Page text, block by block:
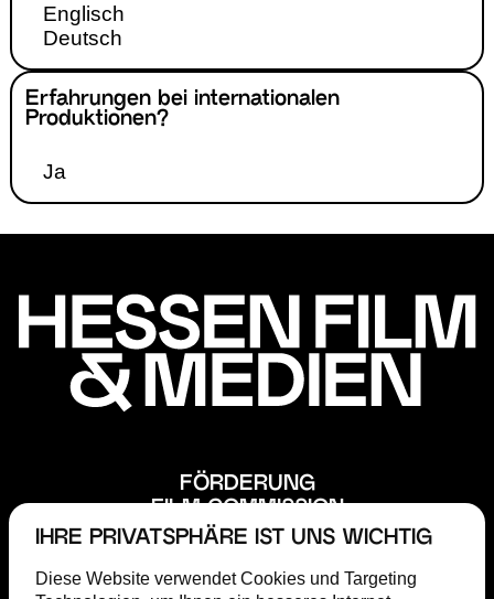
IHRE PRIVATSPHÄRE IST UNS WICHTIG
Diese Website verwendet Cookies und Targeting
Englisch
Deutsch
Erfahrungen bei internationalen
Produktionen?
Ja
FÖRDERUNG
FILM COMMISSION
ABOUT
MAGAZIN